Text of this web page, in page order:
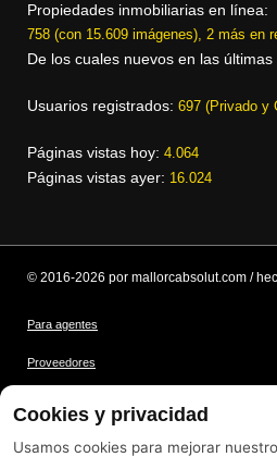
Propiedades inmobiliarias en línea:
758 (con 15.609 imágenes), 2 más en
De los cuales nuevos en las últimas
Usuarios registrados: 697 (Privado y
Páginas vistas hoy: 4.064
Páginas vistas ayer: 16.024
© 2016-2026 por mallorcabsolut.com /
Para agentes
Proveedores
Cookies y privacidad
Usamos cookies para mejorar